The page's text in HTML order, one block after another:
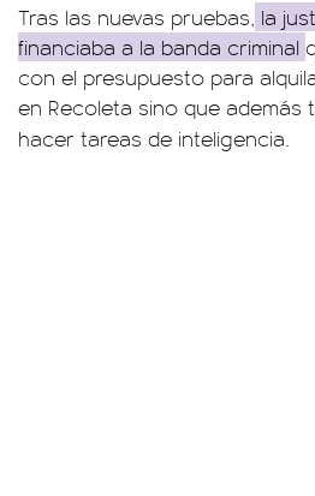
Tras las nuevas pruebas, la
financiaba a la banda criminal
con el presupuesto para
en Recoleta sino que además
hacer tareas de inteligencia.